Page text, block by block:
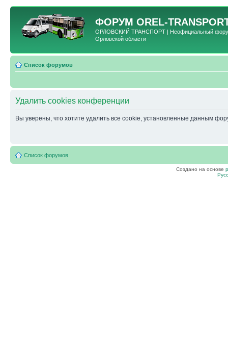
ФОРУМ OREL-
ОРЛОВСКИЙ ТРАНСПОРТ | Неофициальный форум
Орловской области
Список форумов
Удалить cookies конференции
Вы уверены, что хотите удалить все cookie, установленные данным
Список форумов
Создано на основе